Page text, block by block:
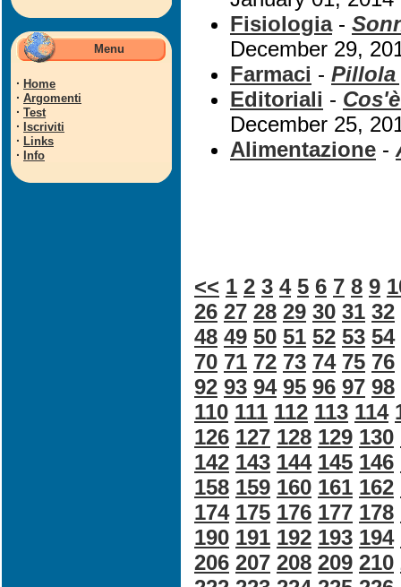
Menu
· Home
· Argomenti
· Test
· Iscriviti
· Links
· Info
Fisiologia-
December 29,
Farmaci - Pillola
Editoriali -
December 25,
Alimentazione -
<< 1 2 3 4 5 6 7 8 9
26 27 28 29 30 31 32
48 49 50 51 52 53 54
70 71 72 73 74 75 76
92 93 94 95 96 97 98
110 111 112 113 114
126 127 128 129 130
142 143 144 145 146
158 159 160 161 162
174 175 176 177 178
190 191 192 193 194
206 207 208 209 210